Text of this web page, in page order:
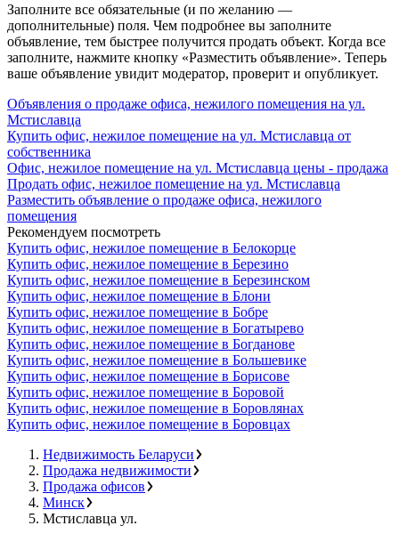
Заполните все обязательные (и по желанию —
дополнительные) поля. Чем подробнее вы заполните
объявление, тем быстрее получится продать объект. Когда все
заполните, нажмите кнопку «Разместить объявление». Теперь
ваше объявление увидит модератор, проверит и опубликует.
Объявления о продаже офиса, нежилого помещения на ул.
Мстиславца
Купить офис, нежилое помещение на ул. Мстиславца от
собственника
Офис, нежилое помещение на ул. Мстиславца цены - продажа
Продать офис, нежилое помещение на ул. Мстиславца
Разместить объявление о продаже офиса, нежилого
помещения
Рекомендуем посмотреть
Купить офис, нежилое помещение в Белокорце
Купить офис, нежилое помещение в Березино
Купить офис, нежилое помещение в Березинском
Купить офис, нежилое помещение в Блони
Купить офис, нежилое помещение в Бобре
Купить офис, нежилое помещение в Богатырево
Купить офис, нежилое помещение в Богданове
Купить офис, нежилое помещение в Большевике
Купить офис, нежилое помещение в Борисове
Купить офис, нежилое помещение в Боровой
Купить офис, нежилое помещение в Боровлянах
Купить офис, нежилое помещение в Боровцах
Недвижимость Беларуси
Продажа недвижимости
Продажа офисов
Минск
Мстиславца ул.